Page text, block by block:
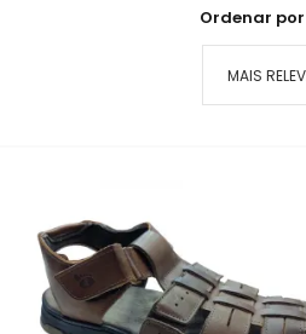
Ordenar por
MAIS
A - Z